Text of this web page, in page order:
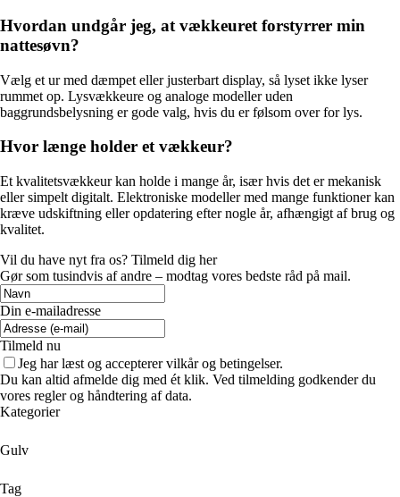
Hvordan undgår jeg, at vækkeuret forstyrrer min
nattesøvn?
Vælg et ur med dæmpet eller justerbart display, så lyset ikke lyser
rummet op. Lysvækkeure og analoge modeller uden
baggrundsbelysning er gode valg, hvis du er følsom over for lys.
Hvor længe holder et vækkeur?
Et kvalitetsvækkeur kan holde i mange år, især hvis det er mekanisk
eller simpelt digitalt. Elektroniske modeller med mange funktioner kan
kræve udskiftning eller opdatering efter nogle år, afhængigt af brug og
kvalitet.
Vil du have nyt fra os? Tilmeld dig her
Gør som tusindvis af andre – modtag vores bedste råd på mail.
Din e-mailadresse
Tilmeld nu
Jeg har læst og accepterer vilkår og betingelser.
Du kan altid afmelde dig med ét klik. Ved tilmelding godkender du
vores regler og håndtering af data.
Kategorier
Gulv
Tag